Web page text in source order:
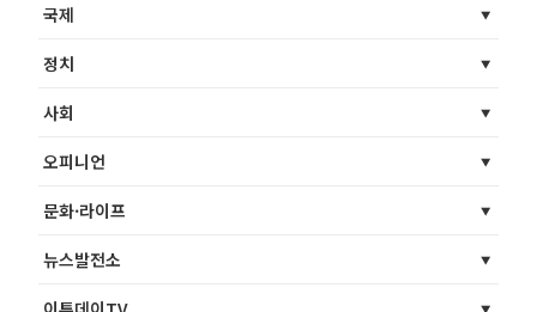
국제
정치
사회
오피니언
문화·라이프
뉴스발전소